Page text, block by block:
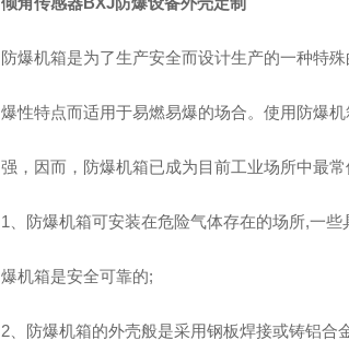
防爆机箱是为了生产安全而设计生产的一种特
爆性特点而适用于易燃易爆的场合。使用防爆
强，因而，防爆机箱已成为目前工业场所中最常
1、防爆机箱可安装在危险气体存在的场所,一
爆机箱是安全可靠的;
2、防爆机箱的外壳般是采用钢板焊接或铸铝